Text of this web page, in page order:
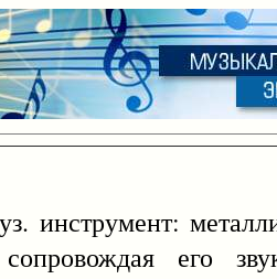
его